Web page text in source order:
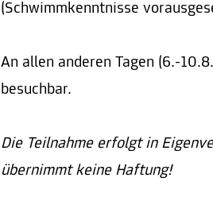
(Schwimmkenntnisse
An allen anderen Tagen (6.-
besuchbar.
Die Teilnahme erfolgt in
übernimmt keine Haftung!